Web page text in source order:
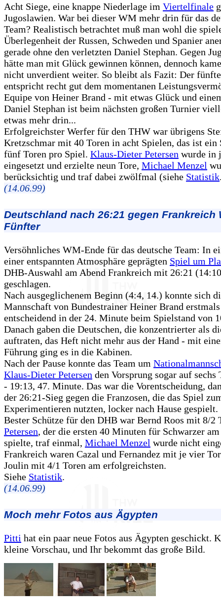
Acht Siege, eine knappe Niederlage im Viertelfinale
Jugoslawien. War bei dieser WM mehr drin für das
Team? Realistisch betrachtet muß man wohl die
Überlegenheit der Russen, Schweden und Spanier
gerade ohne den verletzten Daniel Stephan. Gegen
hätte man mit Glück gewinnen können, dennoch
nicht unverdient weiter. So bleibt als Fazit: Der
entspricht recht gut dem momentanen
Equipe von Heiner Brand - mit etwas Glück und
Daniel Stephan ist beim nächsten großen Turnier
etwas mehr drin...
Erfolgreichster Werfer für den THW war übrigens
Kretzschmar mit 40 Toren in acht Spielen, das ist ein
fünf Toren pro Spiel. Klaus-Dieter Petersen wurde in
eingesetzt und erzielte neun Tore, Michael Menzel
berücksichtig und traf dabei zwölfmal (siehe Statistik
(14.06.99)
Deutschland nach 26:21 gegen Frankreich
Fünfter
Versöhnliches WM-Ende für das deutsche Team: In
einer entspannten Atmosphäre geprägten Spiel um
DHB-Auswahl am Abend Frankreich mit 26:21
geschlagen.
Nach ausgeglichenem Beginn (4:4, 14.) konnte sich
Mannschaft von Bundestrainer Heiner Brand erstmals
entscheidend in der 24. Minute beim Spielstand von
Danach gaben die Deutschen, die konzentrierter als
auftraten, das Heft nicht mehr aus der Hand - mit
Führung ging es in die Kabinen.
Nach der Pause konnte das Team um
Klaus-Dieter Petersen den Vorsprung sogar auf sechs
- 19:13, 47. Minute. Das war die Vorentscheidung,
der 26:21-Sieg gegen die Franzosen, die das Spiel
Experimentieren nutzten, locker nach Hause gespielt.
Bester Schütze für den DHB war Bernd Roos mit 8/2
Petersen, der die ersten 40 Minuten für Schwarzer
spielte, traf einmal, Michael Menzel wurde nicht
Frankreich waren Cazal und Fernandez mit je vier
Joulin mit 4/1 Toren am erfolgreichsten.
Siehe Statistik.
(14.06.99)
Moch mehr Fotos aus Ägypten
Pitti hat ein paar neue Fotos aus Ägypten geschickt.
kleine Vorschau, und Ihr bekommt das große Bild.